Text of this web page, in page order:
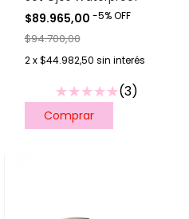
$89.965,00 -5%OFF
$94.700,00
2 x$44.982,50 sin interés
(3)